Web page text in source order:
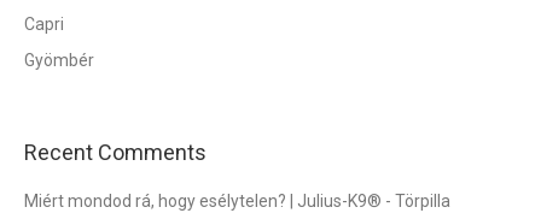
Capri
Gyömbér
Recent Comments
Miért mondod rá, hogy esélytelen? | Julius-K9® - Törpilla